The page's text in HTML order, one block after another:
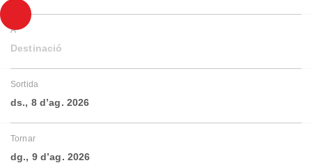
A
Destinació
Sortida
ds., 8 d’ag. 2026
Tornar
dg., 9 d’ag. 2026